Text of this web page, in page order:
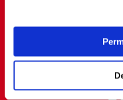
Al suscribirte, estás
privacidad.